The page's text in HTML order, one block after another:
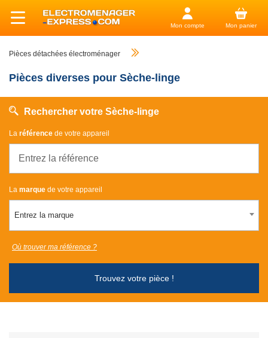
Mon compte Mon panier
Pièces détachées électroménager
Pièces diverses pour Sèche-linge
Rechercher votre Sèche-linge
La référence de votre appareil
La marque de votre appareil
Entrez la marque
Trouvez votre pièce !
Où trouver ma référence ?